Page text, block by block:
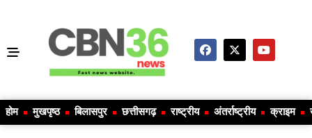
होम मुखपृष्ठ बिलासपुर छत्तीसगढ़ राष्ट्रीय अंतर्राष्ट्रीय क्राइम